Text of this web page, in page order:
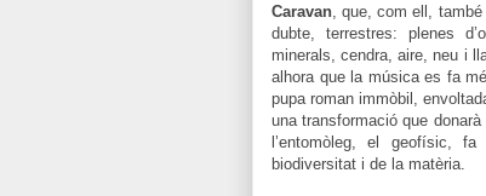
Caravan , que, com ell,
dubte, terrestres: plenes
minerals, cendra, aire, neu i
alhora que la música es fa
pupa roman immòbil,
una transformació que
l’entomòleg, el geofísic,
biodiversitat i de la matèria.